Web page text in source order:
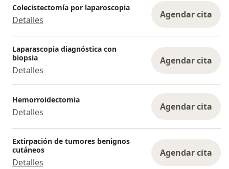
Colecistectomía por laparoscopia
Detalles Agendar cita
Laparascopia diagnóstica con
biopsia
Detalles
Agendar cita
Hemorroidectomia
Detalles Agendar cita
Extirpación de tumores benignos
cutáneos
Detalles
Agendar cita